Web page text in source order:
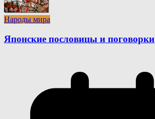
Народы мира
Японские пословицы и поговорки